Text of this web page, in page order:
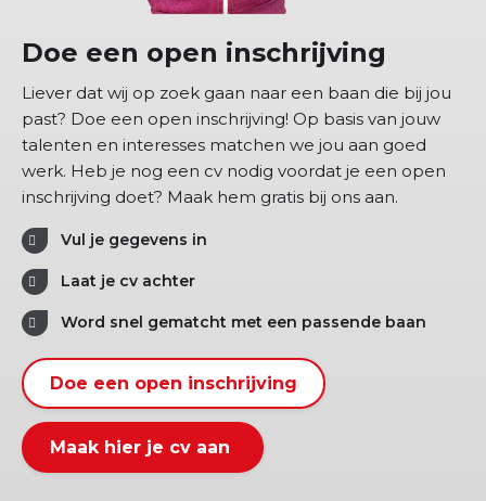
Doe een open inschrijving
Liever dat wij op zoek gaan naar een baan die bij jou
past? Doe een open inschrijving! Op basis van jouw
talenten en interesses matchen we jou aan goed
werk. Heb je nog een cv nodig voordat je een open
inschrijving doet? Maak hem gratis bij ons aan.
Vul je gegevens in
Laat je cv achter
Word snel gematcht met een passende baan
Doe een open inschrijving
Maak hier je cv aan